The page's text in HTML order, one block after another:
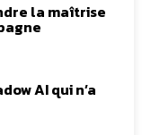
la maîtrise
AI qui n’a